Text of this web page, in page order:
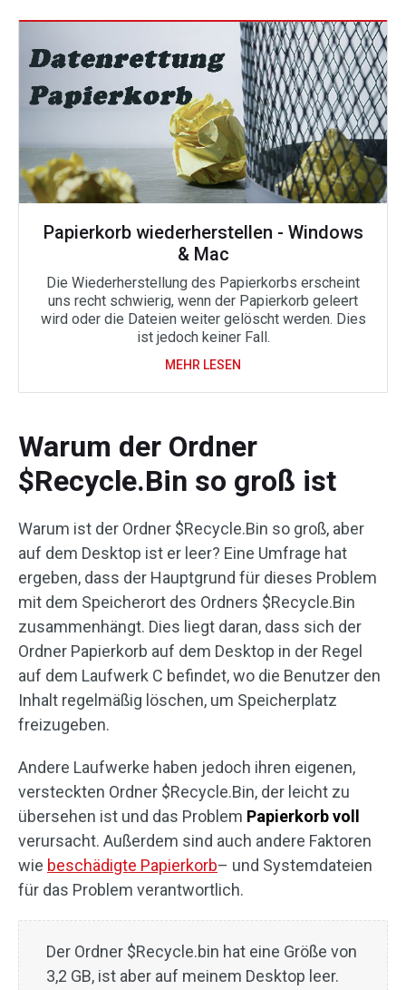
Papierkorb wiederherstellen - Windows
& Mac
Die Wiederherstellung des Papierkorbs erscheint
uns recht schwierig, wenn der Papierkorb geleert
wird oder die Dateien weiter gelöscht werden. Dies
ist jedoch keiner Fall.
MEHR LESEN
Warum der Ordner
$Recycle.Bin so groß ist
Warum ist der Ordner $Recycle.Bin so groß, aber
auf dem Desktop ist er leer? Eine Umfrage hat
ergeben, dass der Hauptgrund für dieses Problem
mit dem Speicherort des Ordners $Recycle.Bin
zusammenhängt. Dies liegt daran, dass sich der
Ordner Papierkorb auf dem Desktop in der Regel
auf dem Laufwerk C befindet, wo die Benutzer den
Inhalt regelmäßig löschen, um Speicherplatz
freizugeben.
Andere Laufwerke haben jedoch ihren eigenen,
versteckten Ordner $Recycle.Bin, der leicht zu
übersehen ist und das Problem Papierkorb voll
verursacht. Außerdem sind auch andere Faktoren
wie beschädigte Papierkorb– und Systemdateien
für das Problem verantwortlich.
Der Ordner $Recycle.bin hat eine Größe von
3,2 GB, ist aber auf meinem Desktop leer.